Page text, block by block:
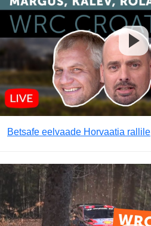
Betsafe eelvaade Horvaatia rallile